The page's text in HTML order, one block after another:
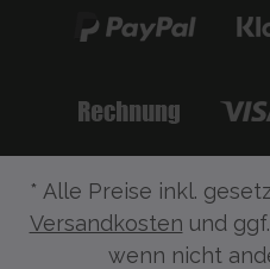
* Alle Preise inkl.
Versandkosten und
wenn nicht